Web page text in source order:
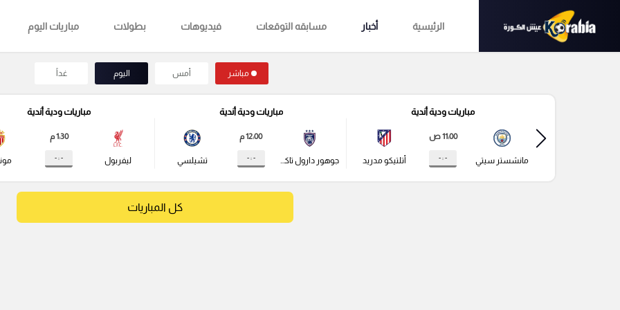
الرئيسية أخبار مسابقه التوقعات فيديوهات بطولات مباريات اليوم
مباشر أمس اليوم غداً
مباريات ودية أندية
مانشستر سيتي
11:00 ص
- : - أتلتيكو مدريد
مباريات ودية أندية
جوهور دارول تاكزيم
12:00 م
- : - تشيلسي
مباريات ودية أندية
ليفربول
1:30 م
- : -
كل المباريات